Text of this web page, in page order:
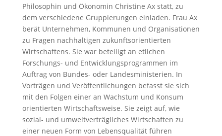
Philosophin und Ökonomin Christine Ax statt, zu
dem verschiedene Gruppierungen einladen. Frau Ax
berät Unternehmen, Kommunen und Organisationen
zu Fragen nachhaltigen zukunftsorientierten
Wirtschaftens. Sie war beteiligt an etlichen
Forschungs- und Entwicklungsprogrammen im
Auftrag von Bundes- oder Landesministerien. In
Vorträgen und Veröffentlichungen befasst sie sich
mit den Folgen einer an Wachstum und Konsum
orientierten Wirtschaftsweise. Sie zeigt auf, wie
sozial- und umweltverträgliches Wirtschaften zu
einer neuen Form von Lebensqualität führen